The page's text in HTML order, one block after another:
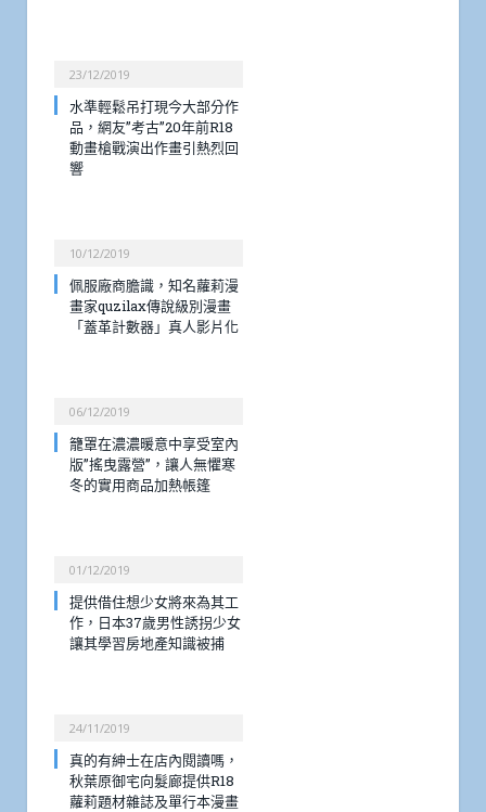
23/12/2019
水準輕鬆吊打現今大部分作
品，網友”考古”20年前R18
動畫槍戰演出作畫引熱烈回
響
10/12/2019
佩服廠商膽識，知名蘿莉漫
畫家quzilax傳說級別漫畫
「蓋革計數器」真人影片化
06/12/2019
籠罩在濃濃暖意中享受室內
版”搖曳露營”，讓人無懼寒
冬的實用商品加熱帳篷
01/12/2019
提供借住想少女將來為其工
作，日本37歲男性誘拐少女
讓其學習房地產知識被捕
24/11/2019
真的有紳士在店內閱讀嗎，
秋葉原御宅向髮廊提供R18
蘿莉題材雜誌及單行本漫畫